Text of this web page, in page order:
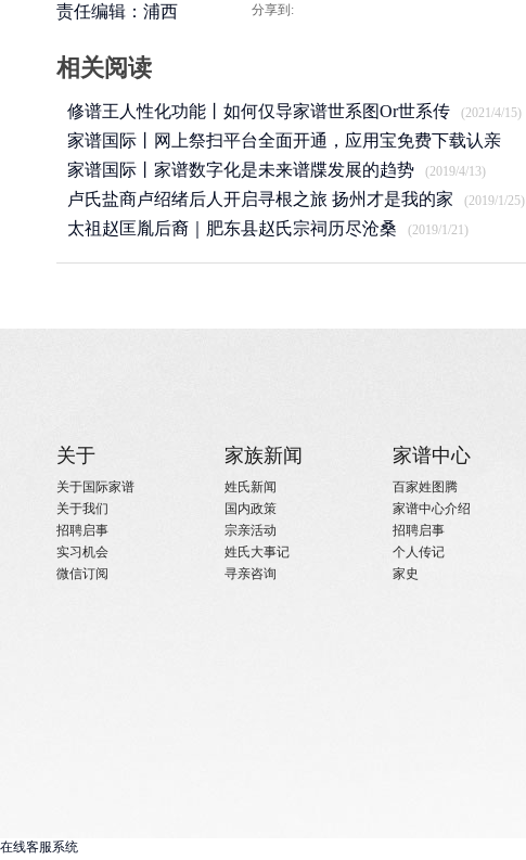
责任编辑：浦西 分享到:
相关阅读
修谱王人性化功能丨如何仅导家谱世系图Or世系传 (2021/4/15)
家谱国际丨网上祭扫平台全面开通，应用宝免费下载认亲
APP
(2020/3/25)
家谱国际丨家谱数字化是未来谱牒发展的趋势 (2019/4/13)
卢氏盐商卢绍绪后人开启寻根之旅 扬州才是我的家 (2019/1/25)
太祖赵匡胤后裔｜肥东县赵氏宗祠历尽沧桑 (2019/1/21)
关于
关于国际家谱
关于我们
招聘启事
实习机会
微信订阅
家族新闻
姓氏新闻
国内政策
宗亲活动
姓氏大事记
寻亲咨询
家谱中心
百家姓图腾
家谱中心介绍
招聘启事
个人传记
家史
在线客服系统